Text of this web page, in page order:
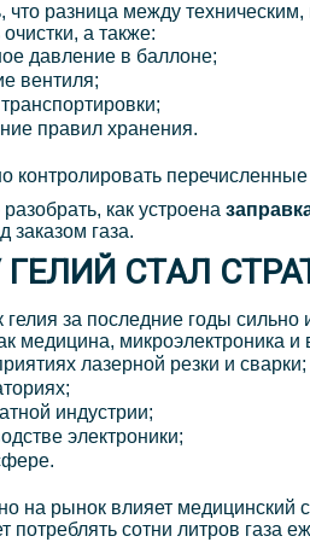
что разница между
а также:
давление в баллоне;
вентиля;
правил хранения.
контролировать
как устроена
заказом газа.
СТАЛ
за последние годы
медицина, микроэлектроника
лазерной резки и сварки;
индустрии;
электроники;
на рынок влияет медицинский
потреблять сотни литров газа